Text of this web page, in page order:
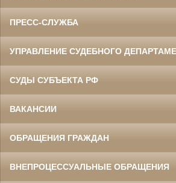
ПРЕСС-СЛУЖБА
УПРАВЛЕНИЕ СУДЕБНОГО
СУДЫ СУБЪЕКТА РФ
ВАКАНСИИ
ОБРАЩЕНИЯ ГРАЖДАН
ВНЕПРОЦЕССУАЛЬНЫЕ ОБРАЩЕНИЯ